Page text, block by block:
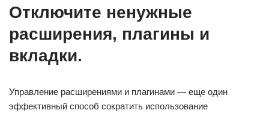
Отключите ненужные
расширения, плагины и
вкладки.
Управление расширениями и плагинами — еще один
эффективный способ сократить использование